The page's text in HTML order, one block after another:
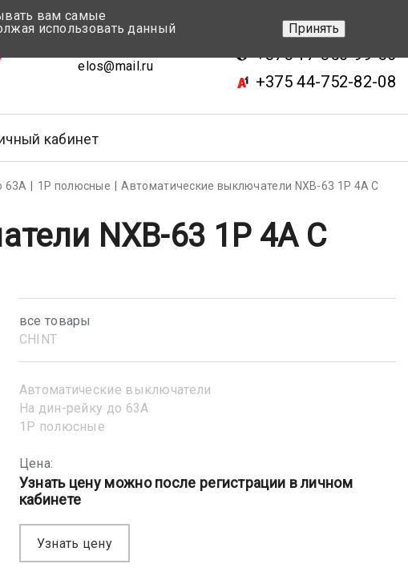
elos@mail.ru
+375 17-343-46-70
+375 17-350-99-56
+375 44-752-82-08
кабинет
63А 1Р полюсные
Автоматические выключатели NXB-63 1P 4A С
NXB-63 1P 4A С
все товары
CHINT
Автоматические выключатели
На дин-рейку до 63А
1Р полюсные
Цена:
Узнать цену можно после регистрации в личном
кабинете
Узнать цену
вам самые
использовать данный
Принять